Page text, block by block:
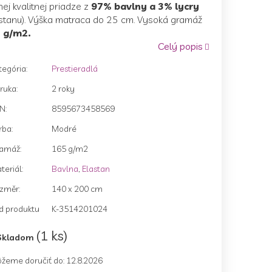
kvalitnej priadze z 97% bavlny a 3% lycry
Výška matraca do 25 cm. Vysoká gramáž
g/m2.
Celý popis
:
Prestieradlá
:
2 roky
:
8595673458569
:
Modré
:
165 g/m2
: Bavlna, Elastan
:
140 x 200 cm
produktu
K-3514201024
(1 ks)
doručiť do: 12.8.2026